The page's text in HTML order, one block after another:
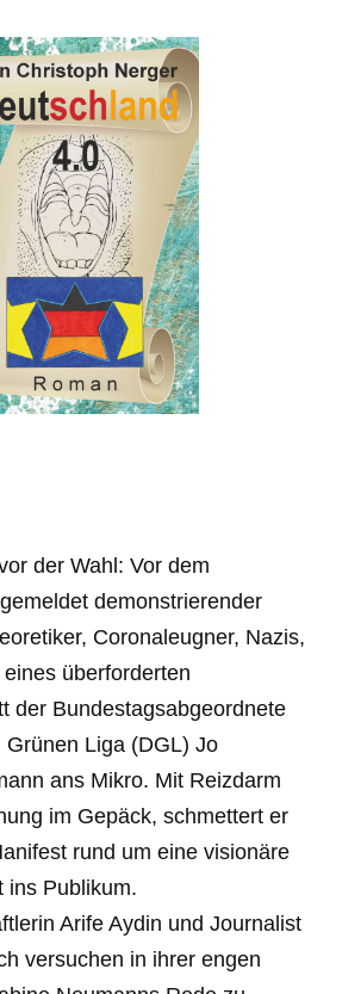
der Wahl: Vor dem
demonstrierender
Coronaleugner, Nazis,
überforderten
der Bundestagsabgeordnete
Liga (DGL) Jo
ans Mikro. Mit Reizdarm
im Gepäck, schmettert er
rund um eine visionäre
ins Publikum.
Arife Aydin und Journalist
versuchen in ihrer engen